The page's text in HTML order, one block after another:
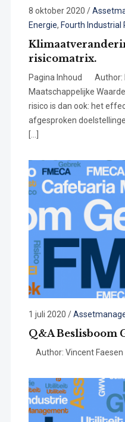
8 oktober 2020 /
Energie, Fourth Industrial
risicomatrix.
Pagina Inhoud Author:
Maatschappelijke
risico is dan ook: het
afgesproken
1 juli 2020 /
Q&A Beslisboom
Author: Vincent